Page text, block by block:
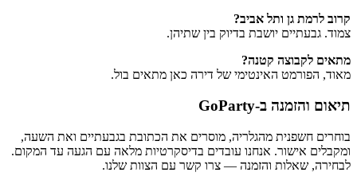
קרוב לרמת גן ותל אביב?
צמוד. גבעתיים יושבת בדיוק בין שתיהן.
מתאים לקבוצה קטנה?
מאוד, הפורמט האינטימי של דירה כאן מתאים בול.
תיאום והזמנה ב-GoParty
בוחרים חשפנית מהגלריה, מוסרים את הכתובת בגבעתיים ואת השעה,
ומקבלים אישור. אנחנו עובדים בדיסקרטיות מלאה עם הגעה עד המקום.
לבחירה, שאלות והזמנה — צרו קשר עם הצוות שלנו.